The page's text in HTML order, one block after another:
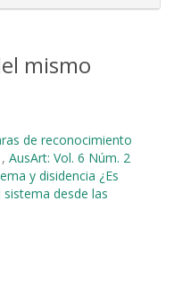
mismo
de reconocimiento
, AusArt: Vol. 6 Núm. 2
y disidencia ¿Es
desde las